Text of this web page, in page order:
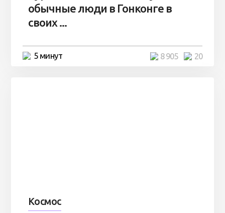
обычные люди в Гонконге в
своих ...
5 минут 20
8 905
Космос